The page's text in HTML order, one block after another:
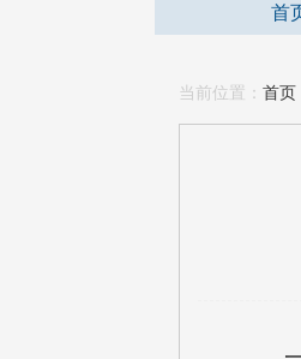
首
当前位置： 首页